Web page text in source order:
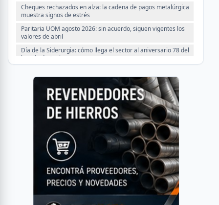
Marzo (6)
Enero (2)
VER TODO
Cheques rechazados en alza: la cadena de pagos metalúrgica
muestra signos de estrés
Paritaria UOM agosto 2026: sin acuerdo, siguen vigentes los
valores de abril
Día de la Siderurgia: cómo llega el sector al aniversario 78 del
legado de Savio
San Isidro
Informe ADIMRA junio 2026: la producción metalúrgica cayó
Producción Mundial de Acero – Junio 2026